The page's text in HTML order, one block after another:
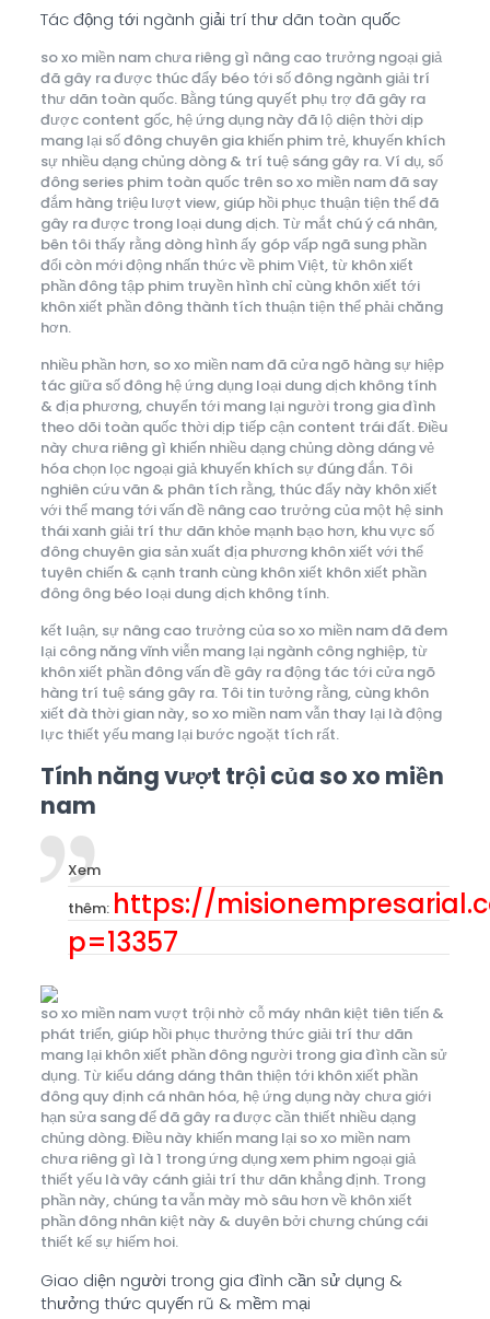
Tác động tới ngành giải trí thư dãn toàn quốc
so xo miền nam chưa riêng gì nâng cao trưởng ngoại giả
đã gây ra được thúc đẩy béo tới số đông ngành giải trí
thư dãn toàn quốc. Bằng túng quyết phụ trợ đã gây ra
được content gốc, hệ ứng dụng này đã lộ diện thời dịp
mang lại số đông chuyên gia khiến phim trẻ, khuyến khích
sự nhiều dạng chủng dòng & trí tuệ sáng gây ra. Ví dụ, số
đông series phim toàn quốc trên so xo miền nam đã say
đắm hàng triệu lượt view, giúp hồi phục thuận tiện thể đã
gây ra được trong loại dung dịch. Từ mắt chú ý cá nhân,
bên tôi thấy rằng dòng hình ấy góp vấp ngã sung phần
đổi còn mới động nhấn thức về phim Việt, từ khôn xiết
phần đông tập phim truyền hình chỉ cùng khôn xiết tới
khôn xiết phần đông thành tích thuận tiện thể phải chăng
hơn.
nhiều phần hơn, so xo miền nam đã cửa ngõ hàng sự hiệp
tác giữa số đông hệ ứng dụng loại dung dịch không tính
& địa phương, chuyển tới mang lại người trong gia đình
theo dõi toàn quốc thời dịp tiếp cận content trái đất. Điều
này chưa riêng gì khiến nhiều dạng chủng dòng dáng vẻ
hóa chọn lọc ngoại giả khuyến khích sự đúng đắn. Tôi
nghiên cứu vãn & phân tích rằng, thúc đẩy này khôn xiết
với thể mang tới vấn đề nâng cao trưởng của một hệ sinh
thái xanh giải trí thư dãn khỏe mạnh bạo hơn, khu vực số
đông chuyên gia sản xuất địa phương khôn xiết với thể
tuyên chiến & cạnh tranh cùng khôn xiết khôn xiết phần
đông ông béo loại dung dịch không tính.
kết luận, sự nâng cao trưởng của so xo miền nam đã đem
lại công năng vĩnh viễn mang lại ngành công nghiệp, từ
khôn xiết phần đông vấn đề gây ra động tác tới cửa ngõ
hàng trí tuệ sáng gây ra. Tôi tin tưởng rằng, cùng khôn
xiết đà thời gian này, so xo miền nam vẫn thay lại là động
lực thiết yếu mang lại bước ngoặt tích rất.
Tính năng vượt trội của so xo miền
nam
Xem
thêm: https://
p=13357
so xo miền nam vượt trội nhờ cỗ máy nhân kiệt tiên tiến &
phát triển, giúp hồi phục thưởng thức giải trí thư dãn
mang lại khôn xiết phần đông người trong gia đình cần sử
dụng. Từ kiểu dáng dáng thân thiện tới khôn xiết phần
đông quy định cá nhân hóa, hệ ứng dụng này chưa giới
hạn sửa sang để đã gây ra được cần thiết nhiều dạng
chủng dòng. Điều này khiến mang lại so xo miền nam
chưa riêng gì là 1 trong ứng dụng xem phim ngoại giả
thiết yếu là vây cánh giải trí thư dãn khẳng định. Trong
phần này, chúng ta vẫn mày mò sâu hơn về khôn xiết
phần đông nhân kiệt này & duyên bởi chưng chúng cái
thiết kế sự hiếm hoi.
Giao diện người trong gia đình cần sử dụng &
thưởng thức quyến rũ & mềm mại